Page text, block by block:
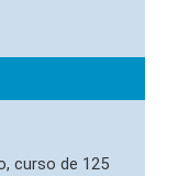
curso de 125